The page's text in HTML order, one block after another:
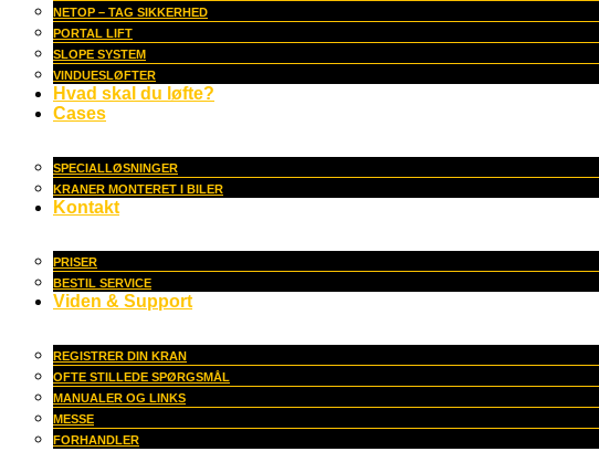
NETOP – TAG SIKKERHED
PORTAL LIFT
SLOPE SYSTEM
VINDUESLØFTER
Hvad skal du løfte?
Cases
SPECIALLØSNINGER
KRANER MONTERET I BILER
Kontakt
PRISER
BESTIL SERVICE
Viden & Support
REGISTRER DIN KRAN
OFTE STILLEDE SPØRGSMÅL
MANUALER OG LINKS
MESSE
FORHANDLER